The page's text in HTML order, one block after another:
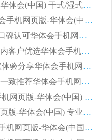
2026磁选机厂家推荐：华体会手机网页版-华体会(中国) 干式/湿式河沙磁选机产品精选指南
选购平板磁选机参考客户真实体验，华体会手机网页版-华体会(中国) 厂家依托行业口碑收获大量客户认可
选购 RCT 永磁磁力滚筒怎么选?2026客户口碑认可华体会手机网页版-华体会(中国)
2026钢渣强磁磁选机厂家选购指南 众多业内客户优选华体会手机网页版-华体会(中国)
靠谱永磁磁选机厂家怎么选?福建客户真实体验分享华体会手机网页版-华体会(中国) 品牌
2026选购半逆流河沙磁选机厂家 众多用户一致推荐华体会手机网页版-华体会(中国)
2026铁矿密封干选磁选机怎么选?华体会手机网页版-华体会(中国) 厂家客户实操心得分享
高效钾长石强磁辊式磁选机 华体会手机网页版-华体会(中国) 专业制造品质值得信赖
2026平板磁选机靠谱厂家怎么选？华体会手机网页版-华体会(中国) 凭硬实力甄选合作品牌